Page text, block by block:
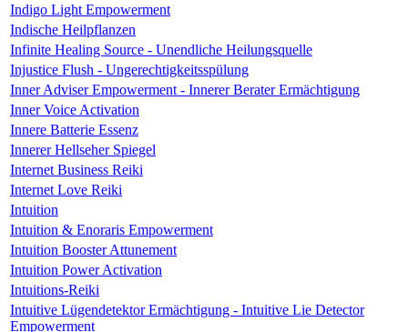
Indigo Light Empowerment
Indische Heilpflanzen
Infinite Healing Source - Unendliche Heilungsquelle
Injustice Flush - Ungerechtigkeitsspülung
Inner Adviser Empowerment - Innerer Berater Ermächtigung
Inner Voice Activation
Innere Batterie Essenz
Innerer Hellseher Spiegel
Internet Business Reiki
Internet Love Reiki
Intuition
Intuition & Enoraris Empowerment
Intuition Booster Attunement
Intuition Power Activation
Intuitions-Reiki
Intuitive Lügendetektor Ermächtigung - Intuitive Lie Detector
Empowerment